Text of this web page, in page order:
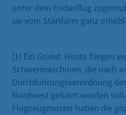
unter dem Endanflug
sie vom Startlärm ganz
[1] Ein Grund: Heute fliegen
Schwermaschinen, die nach
Durchführungsverordnung
Nordwest geführt werden
Flugzeugmuster haben die